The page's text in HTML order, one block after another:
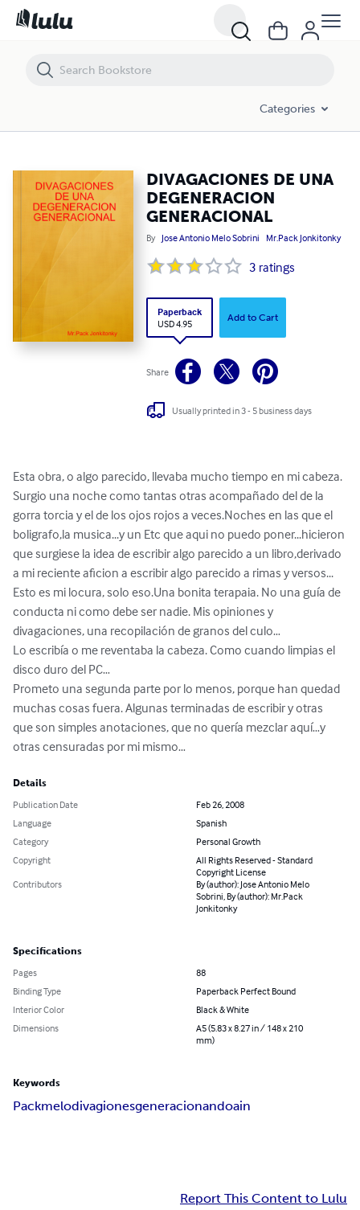
Categories
DIVAGACIONES DE UNA
DEGENERACION
GENERACIONAL
By Jose Antonio Melo Sobrini Mr.Pack Jonkitonky
3 ratings
Paperback
USD 4.95
Add to Cart
Share
Usually printed in 3 - 5 business days
Esta obra, o algo parecido, llevaba mucho tiempo en mi cabeza.
Surgio una noche como tantas otras acompañado del de la
gorra torcia y el de los ojos rojos a veces.Noches en las que el
boligrafo,la musica...y un Etc que aqui no puedo poner...hicieron
que surgiese la idea de escribir algo parecido a un libro,derivado
a mi reciente aficion a escribir algo parecido a rimas y versos...
Esto es mi locura, solo eso.Una bonita terapaia. No una guía de
conducta ni como debe ser nadie. Mis opiniones y
divagaciones, una recopilación de granos del culo…
Lo escribía o me reventaba la cabeza. Como cuando limpias el
disco duro del PC…
Prometo una segunda parte por lo menos, porque han quedad
muchas cosas fuera. Algunas terminadas de escribir y otras
que son simples anotaciones, que no quería mezclar aquí…y
otras censuradas por mi mismo…
Details
Publication Date
Feb 26, 2008
Language
Spanish
Category
Personal Growth
Copyright
All Rights Reserved - Standard
Copyright License
Contributors
By (author): Jose Antonio Melo
Sobrini, By (author): Mr.Pack
Jonkitonky
Specifications
Pages
88
Binding Type
Paperback Perfect Bound
Interior Color
Black & White
Dimensions
A5 (5.83 x 8.27 in / 148 x 210
mm)
Keywords
Packmelodivagionesgeneracionandoain
Report This Content to Lulu
DIVAGACIONES DE UNA DEGENERACION GENERACIONAL